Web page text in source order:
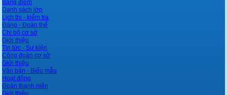
Bảng điểm
Danh sách lớp
Lịch thi - kiểm tra
Đảng - Đoàn thể
Chi bộ cơ sở
Giới thiệu
Tin tức - Sự kiện
Công đoàn cơ sở
Giới thiệu
Văn bản - Biểu mẫu
Hoạt động
Đoàn thanh niên
Giới thiệu